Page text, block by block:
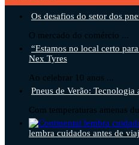
Os desafios do setor dos
O mercado do comércio ...
“Estamos no local certo
Nex Tyres
Ao celebrar 10 anos ...
Pneus de Verão:
Com temperaturas amenas
lembra cuidados antes de